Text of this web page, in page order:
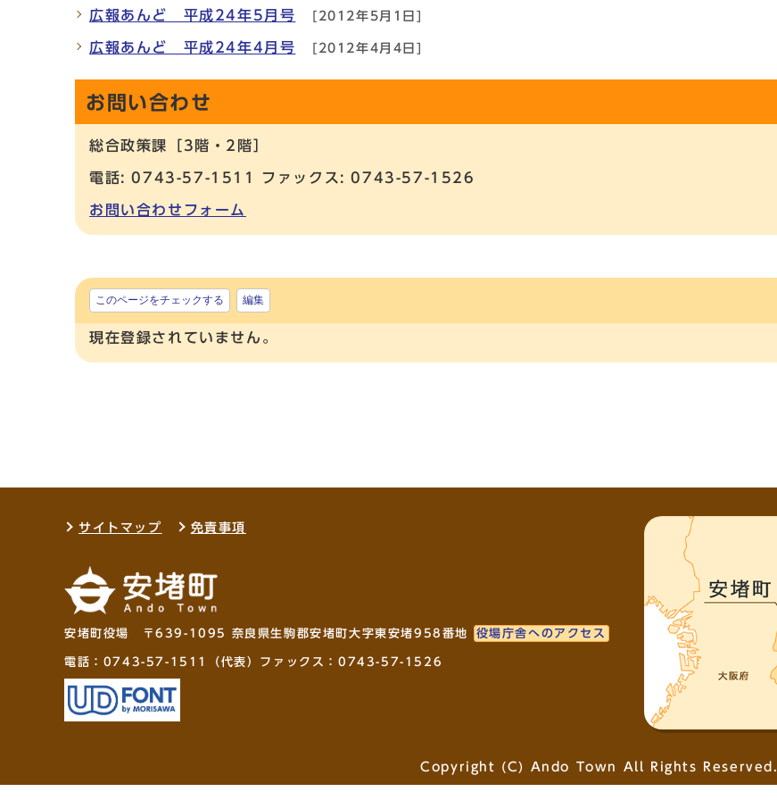
広報あんど 平成24年5月号 [2012年5月1日]
広報あんど 平成24年4月号 [2012年4月4日]
お問い合わせ
総合政策課［3階・2階］
電話: 0743-57-1511 ファックス: 0743-57-1526
お問い合わせフォーム
このページをチェックする 編集
現在登録されていません。
サイトマップ 免責事項
安堵町役場 〒639-1095 奈良県生駒郡安堵町大字東安堵958番地 役場庁舎へのアクセス
電話： 0743-57-1511 （代表）ファックス：0743-57-1526
Copyright (C) Ando Town All Rights Reserved.